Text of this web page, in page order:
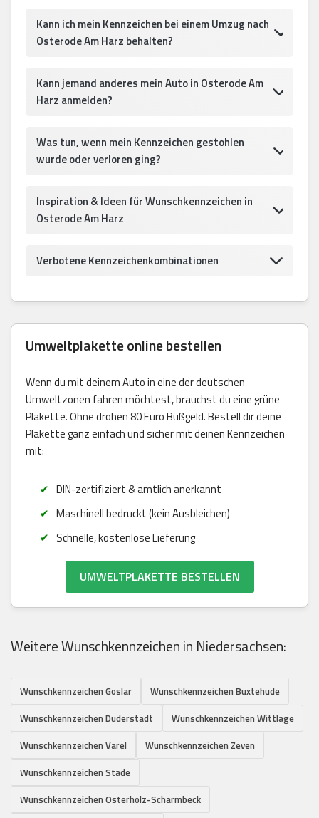
Kann ich mein Kennzeichen bei einem Umzug nach
Osterode Am Harz behalten?
Kann jemand anderes mein Auto in Osterode Am
Harz anmelden?
Was tun, wenn mein Kennzeichen gestohlen
wurde oder verloren ging?
Inspiration & Ideen für Wunschkennzeichen in
Osterode Am Harz
Verbotene Kennzeichenkombinationen
Umweltplakette online bestellen
Wenn du mit deinem Auto in eine der deutschen
Umweltzonen fahren möchtest, brauchst du eine grüne
Plakette. Ohne drohen 80 Euro Bußgeld. Bestell dir deine
Plakette ganz einfach und sicher mit deinen Kennzeichen
mit:
DIN-zertifiziert & amtlich anerkannt
Maschinell bedruckt (kein Ausbleichen)
Schnelle, kostenlose Lieferung
UMWELTPLAKETTE BESTELLEN
Weitere Wunschkennzeichen in Niedersachsen:
Wunschkennzeichen Goslar
Wunschkennzeichen Buxtehude
Wunschkennzeichen Duderstadt
Wunschkennzeichen Wittlage
Wunschkennzeichen Varel
Wunschkennzeichen Zeven
Wunschkennzeichen Stade
Wunschkennzeichen Osterholz-Scharmbeck